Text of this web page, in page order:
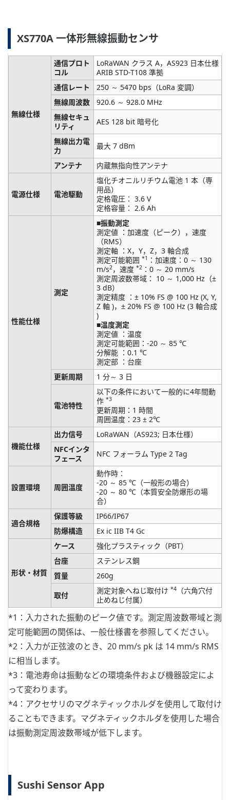
XS770A 一体形無線振動センサ
無線仕様
通信プロト
コル
LoRaWAN クラス A，AS923 日本仕様
ARIB STD-T108 準拠
通信レート
250 ～ 5470 bps（LoRa 変調）
無線周波数
920.6 ～ 928.0 MHz
無線セキュ
リティ
AES 128 bit 暗号化
無線出力電
力
最大 7 dBm
アンテナ
内蔵無指向性アンテナ
電源仕様 電池駆動
塩化チオニルリチウム電池 1 本（専
用品）
定格電圧： 3.6 V
定格容量： 2.6 Ah
性能仕様
測定
■振動測定
測定値 ：加速度（ピーク），速度
（RMS）
測定軸 ：X，Y，Z，3 軸合成
測定可能範囲 *1 ：加速度：0 ～ 130
m/s2，速度 *2 ：0 ～ 20 mm/s
測定周波数帯域： 10 ～ 1,000 Hz（±
3 dB）
測定精度 ：± 10% FS @ 100 Hz (X, Y,
Z 軸 )，± 20% FS @ 100 Hz (3 軸合成
)
■温度測定
測定値 ：温度
測定可能範囲：-20 ～ 85 ℃
分解能 ：0.1 ℃
測定部 ：台座
更新周期
1 分～ 3 日
電池特性
以下の条件において一般的に4年間動
作 *3
更新周期：1 時間
周囲温度：23 ± 2℃
機能仕様
出力信号
LoRaWAN（AS923; 日本仕様）
NFCインタ
フェース
NFC フォーラム Type 2 Tag
設置環境 周囲温度
動作時：
-20 ～ 85 ℃（一般形の場合）
-20 ～ 80 ℃（本質安全防爆形の場
合）
適合規格
保護等級
IP66/IP67
防爆構造
Ex ic IIB T4 Gc
形状・材質
ケース
強化プラスティック（PBT）
台座
ステンレス鋼
質量
260g
取付
測定対象へねじ取付け *4
（六角穴付
止めねじ付属）
*1：入力された振動のピーク値です。測定周波数帯域と測
定可能範囲の関係は、一般仕様書を参照してください。
*2：入力が正弦波のとき、20 mm/s pk は 14 mm/s RMS
に相当します。
*3：電池寿命は振動などの環境条件および機器設定によ
って変わります。
*4：アクセサリのマグネティックホルダを使用して取付け
ることもできます。マグネティックホルダを使用した場合
は振動測定周波数帯域が低下します。
Sushi Sensor App